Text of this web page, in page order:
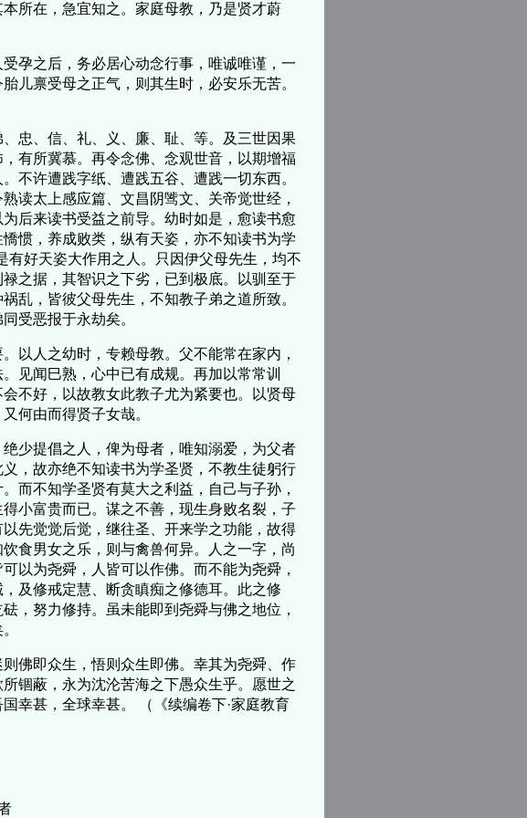
所在，急宜知之。家庭母教，乃是贤才蔚
孕之后，务必居心动念行事，唯诚唯谨，一
儿禀受母之正气，则其生时，必安乐无苦。
忠、信、礼、义、廉、耻、等。及三世因果
有所冀慕。再令念佛、念观世音，以期增福
不许遭践字纸、遭践五谷、遭践一切东西。
读太上感应篇、文昌阴骘文、关帝觉世经，
后来读书受益之前导。幼时如是，愈读书愈
惯，养成败类，纵有天姿，亦不知读书为学
好天姿大作用之人。只因伊父母先生，均不
之据，其智识之下劣，已到极底。以驯至于
乱，皆彼父母先生，不知教子弟之道所致。
受恶报于永劫矣。
以人之幼时，专赖母教。父不能常在家内，
见闻巳熟，心中已有成规。再加以常常训
不好，以故教女此教子尤为紧要也。以贤母
何由而得贤子女哉。
少提倡之人，俾为母者，唯知溺爱，为父者
，故亦绝不知读书为学圣贤，不教生徒躬行
而不知学圣贤有莫大之利益，自己与子孙，
小富贵而已。谋之不善，现生身败名裂，子
先觉觉后觉，继往圣、开来学之功能，故得
食男女之乐，则与禽兽何异。人之一字，尚
以为尧舜，人皆可以作佛。而不能为尧舜，
及修戒定慧、断贪瞋痴之修德耳。此之修
，努力修持。虽未能即到尧舜与佛之地位，
佛即众生，悟则众生即佛。幸其为尧舜、作
锢蔽，永为沈沦苦海之下愚众生乎。愿世之
幸甚，全球幸甚。 （《续编卷下·家庭教育